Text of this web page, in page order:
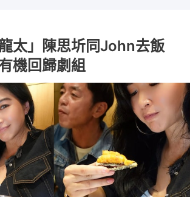
太」陳思圻同John去飯
機回歸劇組